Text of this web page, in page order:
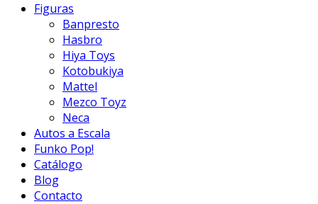
Figuras
Banpresto
Hasbro
Hiya Toys
Kotobukiya
Mattel
Mezco Toyz
Neca
Autos a Escala
Funko Pop!
Catálogo
Blog
Contacto